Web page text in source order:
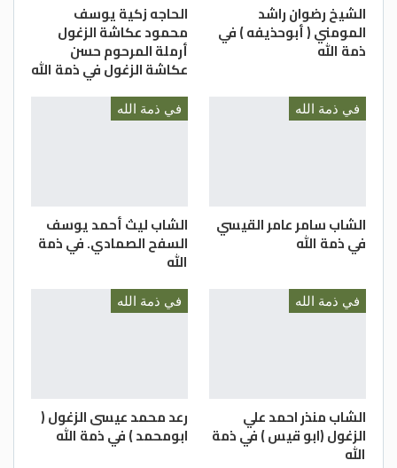
الشيخ رضوان راشد
المومني ( أبوحذيفه ) في
ذمة الله
الحاجه زكية يوسف
محمود عكاشة الزغول
أرملة المرحوم حسن
عكاشة الزغول في ذمة الله
في ذمة الله
الشاب سامر عامر القيسي
في ذمة الله
في ذمة الله
الشاب ليث أحمد يوسف
السفح الصمادي. في ذمة
الله
في ذمة الله
الشاب منذر احمد علي
الزغول (ابو قيس ) في ذمة
الله
في ذمة الله
رعد محمد عيسى الزغول (
ابومحمد ) في ذمة الله